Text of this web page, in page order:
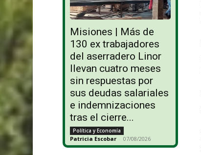
Misiones | Más de
130 ex trabajadores
del aserradero Linor
llevan cuatro meses
sin respuestas por
sus deudas salariales
e indemnizaciones
tras el cierre...
Política y Economía
Patricia Escobar - 07/08/2026